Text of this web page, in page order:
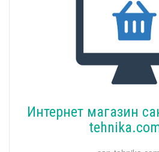
Интернет магазин